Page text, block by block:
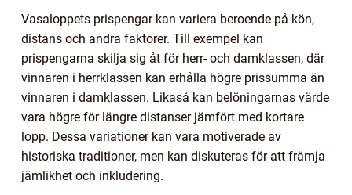
Vasaloppets prispengar kan variera beroende på kön,
distans och andra faktorer. Till exempel kan
prispengarna skilja sig åt för herr- och damklassen, där
vinnaren i herrklassen kan erhålla högre prissumma än
vinnaren i damklassen. Likaså kan belöningarnas värde
vara högre för längre distanser jämfört med kortare
lopp. Dessa variationer kan vara motiverade av
historiska traditioner, men kan diskuteras för att främja
jämlikhet och inkludering.